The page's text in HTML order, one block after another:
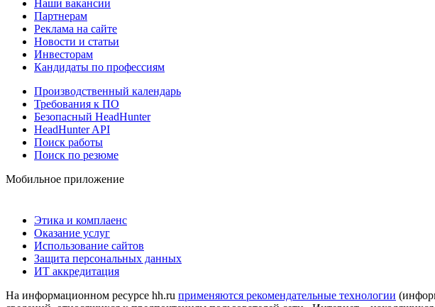
Наши вакансии
Партнерам
Реклама на сайте
Новости и статьи
Инвесторам
Кандидаты по профессиям
Производственный календарь
Требования к ПО
Безопасный HeadHunter
HeadHunter API
Поиск работы
Поиск по резюме
Мобильное приложение
Этика и комплаенс
Оказание услуг
Использование сайтов
Защита персональных данных
ИТ аккредитация
На информационном ресурсе hh.ru применяются рекомендательные технологии